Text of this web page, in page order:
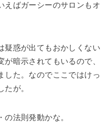
えばガーシーのサロンもオ
疑惑が出てもおかしくない
暗示されてもいるので、
した。なのでここではけっ
たが。
の法則発動かな。